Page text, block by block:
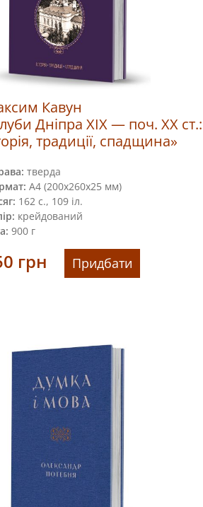
Кавун
Дніпра XIХ — поч. XX ст.:
традиції, спадщина»
тверда
А4 (200х260х25 мм)
162 с., 109 іл.
крейдований
900 г
грн Придбати